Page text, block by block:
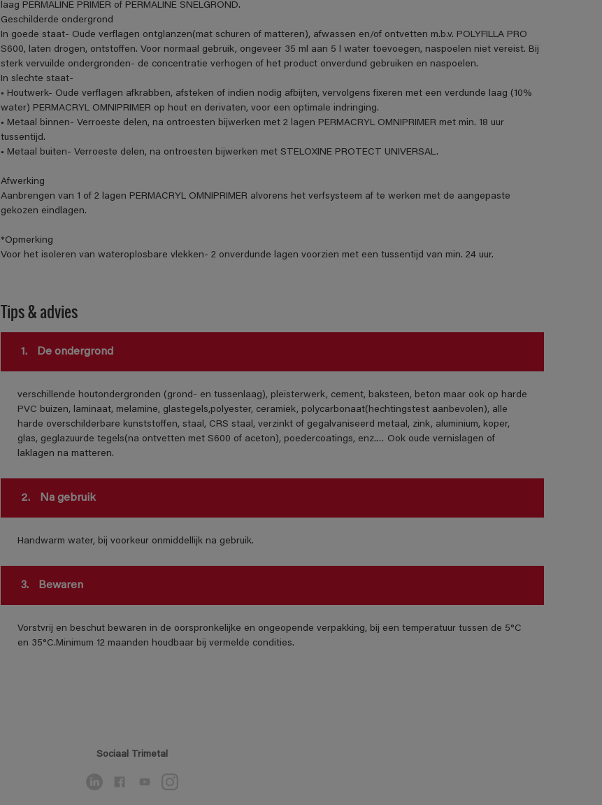
laag PERMALINE PRIMER of PERMALINE SNELGROND.
Geschilderde ondergrond
In goede staat- Oude verflagen ontglanzen(mat schuren of matteren), afwassen en/of ontvetten m.b.v. POLYFILLA PRO
S600, laten drogen, ontstoffen. Voor normaal gebruik, ongeveer 35 ml aan 5 l water toevoegen, naspoelen niet vereist. Bij
sterk vervuilde ondergronden- de concentratie verhogen of het product onverdund gebruiken en naspoelen.
In slechte staat-
• Houtwerk- Oude verflagen afkrabben, afsteken of indien nodig afbijten, vervolgens fixeren met een verdunde laag (10%
water) PERMACRYL OMNIPRIMER op hout en derivaten, voor een optimale indringing.
• Metaal binnen- Verroeste delen, na ontroesten bijwerken met 2 lagen PERMACRYL OMNIPRIMER met min. 18 uur
tussentijd.
• Metaal buiten- Verroeste delen, na ontroesten bijwerken met STELOXINE PROTECT UNIVERSAL.
Afwerking
Aanbrengen van 1 of 2 lagen PERMACRYL OMNIPRIMER alvorens het verfsysteem af te werken met de aangepaste
gekozen eindlagen.
*Opmerking
Voor het isoleren van wateroplosbare vlekken- 2 onverdunde lagen voorzien met een tussentijd van min. 24 uur.
Tips & advies
1. De ondergrond
verschillende houtondergronden (grond- en tussenlaag), pleisterwerk, cement, baksteen, beton maar ook op harde
PVC buizen, laminaat, melamine, glastegels,polyester, ceramiek, polycarbonaat(hechtingstest aanbevolen), alle
harde overschilderbare kunststoffen, staal, CRS staal, verzinkt of gegalvaniseerd metaal, zink, aluminium, koper,
glas, geglazuurde tegels(na ontvetten met S600 of aceton), poedercoatings, enz.… Ook oude vernislagen of
laklagen na matteren.
2. Na gebruik
Handwarm water, bij voorkeur onmiddellijk na gebruik.
3. Bewaren
Vorstvrij en beschut bewaren in de oorspronkelijke en ongeopende verpakking, bij een temperatuur tussen de 5°C
en 35°C.Minimum 12 maanden houdbaar bij vermelde condities.
Sociaal Trimetal